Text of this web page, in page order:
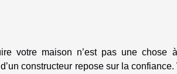
votre maison n’est pas une
constructeur repose sur la